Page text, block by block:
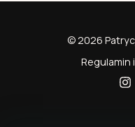
© 2026
Regulamin